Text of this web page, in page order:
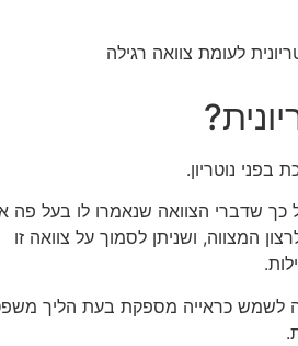
בפני נוטריון.
כך שדברי הצוואה שנאמרו לו בעל פה
המצווה, ושניתן לסמוך על צוואה זו
לשמש כראייה מספקת בעת הליך